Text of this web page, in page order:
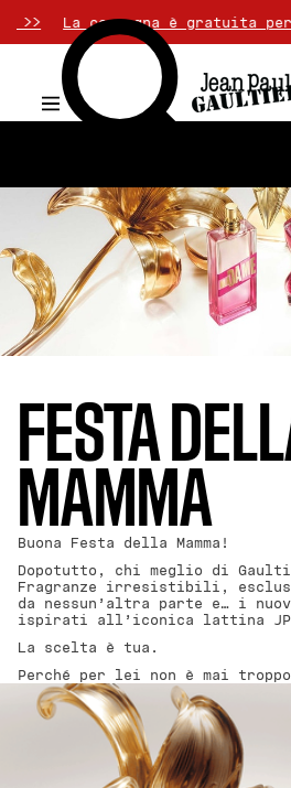
è gratuita per ordini
FESTA
MAMMA
Buona Festa della Mamma!
Dopotutto, chi meglio di
Fragranze irresistibili,
da nessun’altra parte e… i
ispirati all’iconica lattina
La scelta è tua.
Perché per lei non è mai